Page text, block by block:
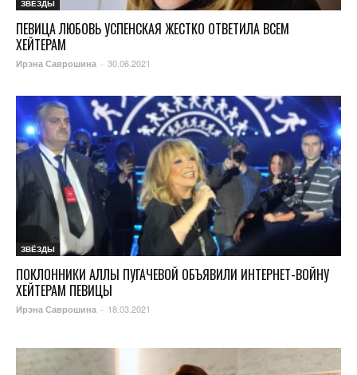
ЗВЁЗДЫ
ПЕВИЦА ЛЮБОВЬ УСПЕНСКАЯ ЖЕСТКО ОТВЕТИЛА ВСЕМ
ХЕЙТЕРАМ
Ирэна Саврошина - 30.06.2021
ЗВЁЗДЫ
ПОКЛОННИКИ АЛЛЫ ПУГАЧЕВОЙ ОБЪЯВИЛИ ИНТЕРНЕТ-ВОЙНУ
ХЕЙТЕРАМ ПЕВИЦЫ
Ирэна Саврошина - 18.03.2021